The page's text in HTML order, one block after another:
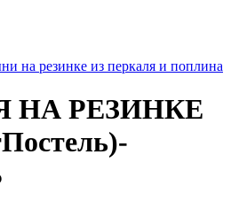
на резинке из перкаля и поплина
НА РЕЗИНКЕ